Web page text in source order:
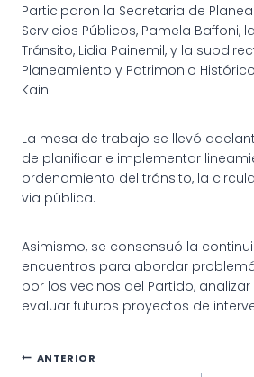
Participaron la Secretaria de
Servicios Públicos, Pamela Baffoni,
Tránsito, Lidia Painemil, y la
Planeamiento y Patrimonio
Kain.
La mesa de trabajo se llevó
de planificar e implementar
ordenamiento del tránsito, la
via pública.
Asimismo, se consensuó la
encuentros para abordar
por los vecinos del Partido,
evaluar futuros proyectos de
Navegación
ANTERIOR